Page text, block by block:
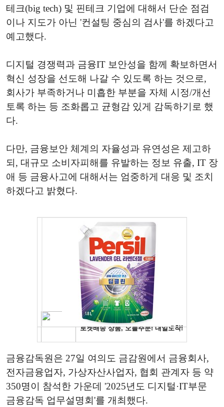
테크(big tech) 및 핀테크 기업에 대해서 단순 점검
이나 지도가 아닌 '컨설팅 중심의 검사'를 하겠다고
예고했다.
디지털 경쟁력과 금융IT 보안성을 함께 확보하면서
혁신 성장을 선도해 나갈 수 있도록 하는 것으로,
회사가 부족하거나 미흡한 부분을 자체 시정/개선
토록 하는 등 조화롭고 균형감 있게 감독하기로 했
다.
다만, 금융보안 체계의 자율성과 유연성은 제고하
되, 대규모 소비자피해를 유발하는 정보 유출, IT 장
애 등 금융사고에 대해서는 엄중하게 대응 및 조치
하겠다고 밝혔다.
금융감독원은 27일 여의도 금감원에서 금융회사,
전자금융업자, 가상자산사업자, 협회 관계자 등 약
350명이 참석한 가운데 '2025년도 디지털·IT부문
금융감독 업무설명회'를 개최했다.